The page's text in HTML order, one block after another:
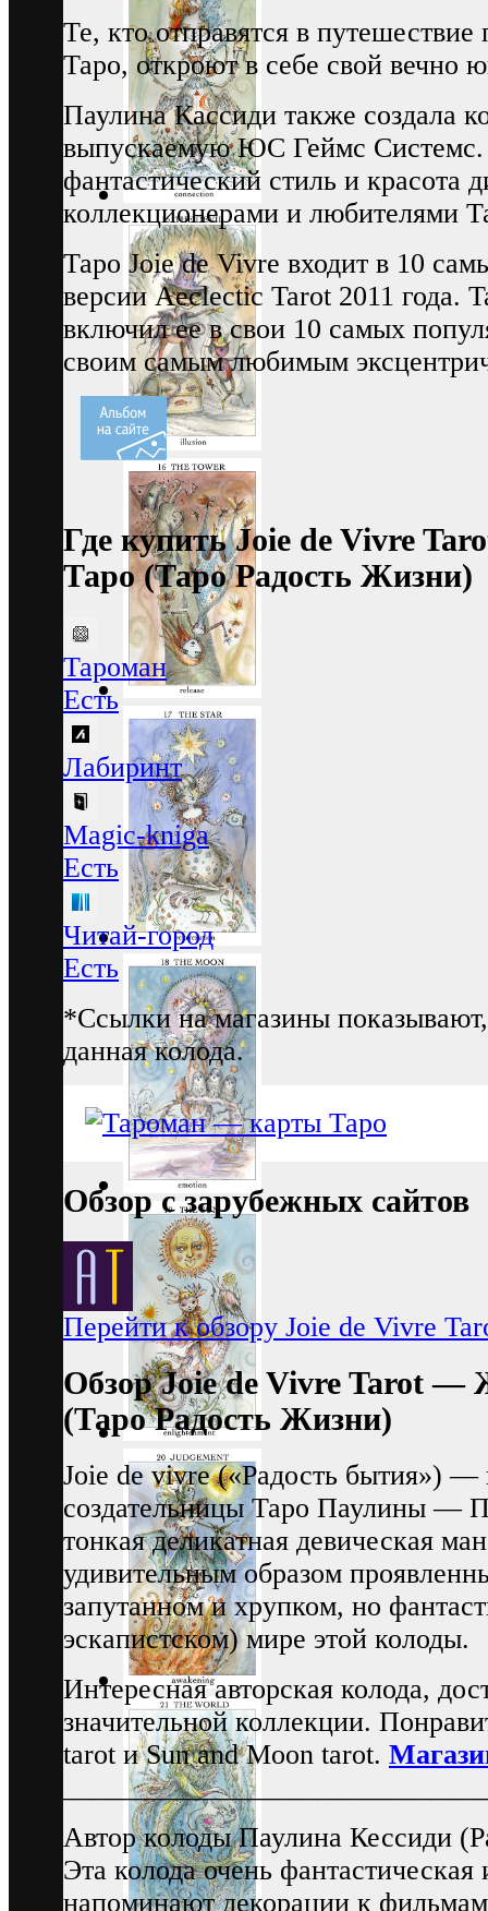
Те, кто отправятся в
Таро, откроют в себе свой вечно
Паулина Кассиди также создала
выпускаемую ЮС Геймс Системс.
фантастический стиль и красота
коллекционерами и любителями
Таро Joie de Vivre входит в 10
версии Aeclectic Tarot 2011 года.
включил ее в свои 10 самых
своим самым любимым
Где купить Joie de Vivre
Таро (Таро Радость Жизни)
Тароман
Есть
Лабиринт
Magic-kniga
Есть
Читай-город
Есть
*Ссылки на магазины
данная колода.
Обзор с зарубежных сайтов
Перейти к обзору Joie de Vivre
Обзор Joie de Vivre Tarot —
(Таро Радость Жизни)
Joie de vivre («Радость бытия») —
создательницы Таро Паулины —
тонкая деликатная девическая
удивительным образом
запутанном и хрупком, но
эскапистском) мире этой колоды.
Интересная авторская колода,
значительной коллекции.
tarot и Sun and Moon tarot.
Автор колоды Паулина Кессиди
Эта колода очень
напоминают декорации к